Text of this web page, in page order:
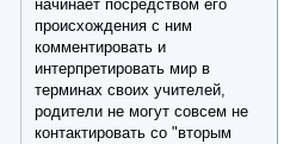
начинает посредством его
происхождения с ним
комментировать и
интерпретировать мир в
терминах своих учителей,
родители не могут совсем не
контактировать со "вторым